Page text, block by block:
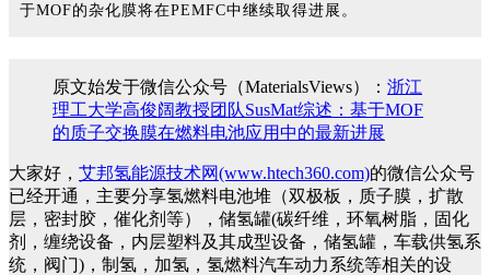
于MOF的杂化膜将在PEMFC中继续取得进展。
原文始发于微信公众号（MaterialsViews）： 浙江
理工大学高俊阔教授团队SusMat综述：基于MOF
的质子交换膜在燃料电池应用中的最新进展
大家好， 艾邦氢能源技术网(www.htech360.com)的微信公众号
已经开通，主要分享氢燃料电池堆（双极板，质子膜，扩散
层，密封胶，催化剂等），储氢罐(碳纤维，环氧树脂，固化
剂，缠绕设备，内层塑料及其成型设备，储氢罐，车载供氢系
统，阀门)，制氢，加氢，氢燃料汽车动力系统等相关的设